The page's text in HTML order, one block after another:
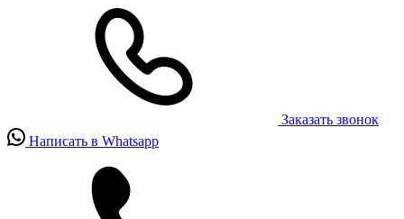
Заказать звонок
Написать в Whatsapp